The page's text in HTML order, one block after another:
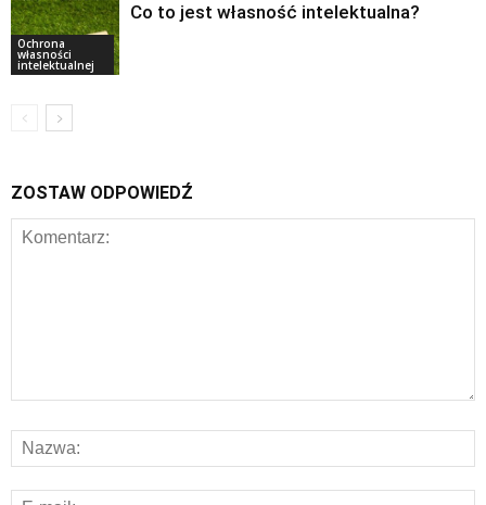
Ochrona
własności
intelektualnej
Co to jest własność intelektualna?
ZOSTAW ODPOWIEDŹ